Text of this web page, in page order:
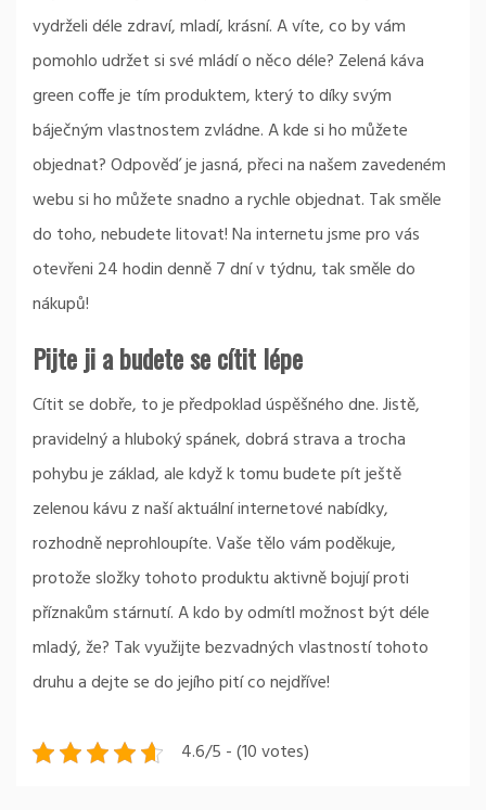
vydrželi déle zdraví, mladí, krásní. A víte, co by vám
pomohlo udržet si své mládí o něco déle? Zelená káva
green coffeje tím produktem, který to díky svým
báječným vlastnostem zvládne. A kde si ho můžete
objednat? Odpověď je jasná, přeci na našem zavedeném
webu si ho můžete snadno a rychle objednat. Tak směle
do toho, nebudete litovat! Na internetu jsme pro vás
otevřeni 24 hodin denně 7 dní v týdnu, tak směle do
nákupů!
Pijte ji a budete se cítit lépe
Cítit se dobře, to je předpoklad úspěšného dne. Jistě,
pravidelný a hluboký spánek, dobrá strava a trocha
pohybu je základ, ale když k tomu budete pít ještě
zelenou kávu z naší aktuální internetové nabídky,
rozhodně neprohloupíte. Vaše tělo vám poděkuje,
protože složky tohoto produktu aktivně bojují proti
příznakům stárnutí. A kdo by odmítl možnost být déle
mladý, že? Tak využijte bezvadných vlastností tohoto
druhu a dejte se do jejího pití co nejdříve!
4.6/5 - (10 votes)